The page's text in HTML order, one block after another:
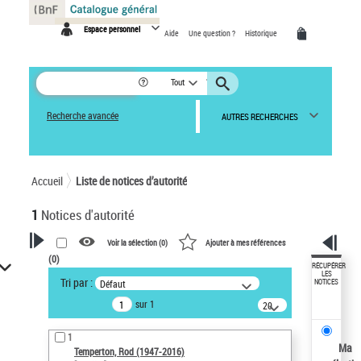
Espace personnel Aide Une question ? Historique
Tout
Recherche avancée AUTRES RECHERCHES
Accueil Liste de notices d’autorité
1 Notices d'autorité
VOTRE RECHERCHE
Recherche avancée dans les
notices d’autorité
Œuvres liées à l'auteur :
Temperton, Rod (1947-2016)
Voir la sélection (0) Ajouter à mes références
(0)
Tri par : Défaut
sur 1
20
résultats/page
1
Temperton, Rod (1947-2016)
RÉCUPÉRER
LES
NOTICES
Ma
Panneau de gestion des cookies